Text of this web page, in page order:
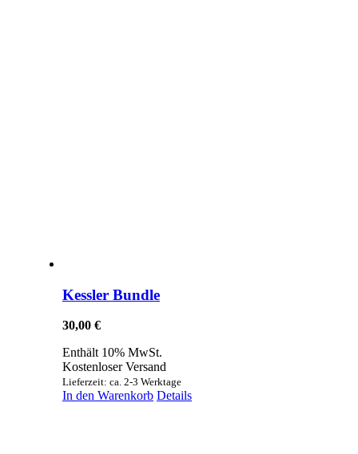
Kessler Bundle
30,00 €
Enthält 10% MwSt.
Kostenloser Versand
Lieferzeit: ca. 2-3 Werktage
In den Warenkorb Details